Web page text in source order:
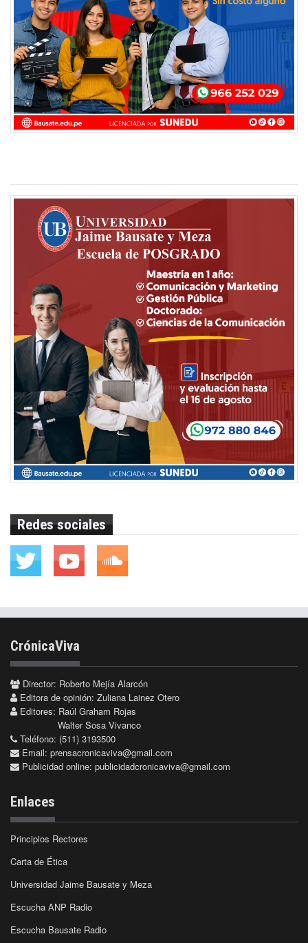
Redes sociales
CrónicaViva
Director: Roberto Mejía Alarcón
Editora de opinión: Zuliana Lainez Otero
Editores: Raúl Graham Rojas
Walter Sosa Vivanco
Teléfono: (511) 3193500
Email: prensacronicaviva@gmail.com
Publicidad online: publicidadcronicaviva@gmail.com
Enlaces
Principios Rectores
Carta de Ética
Universidad Jaime Bausate y Meza
Escucha ANP Radio
Escucha Bausate Radio